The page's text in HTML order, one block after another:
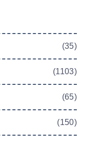
(35)
(1103)
(65)
(150)